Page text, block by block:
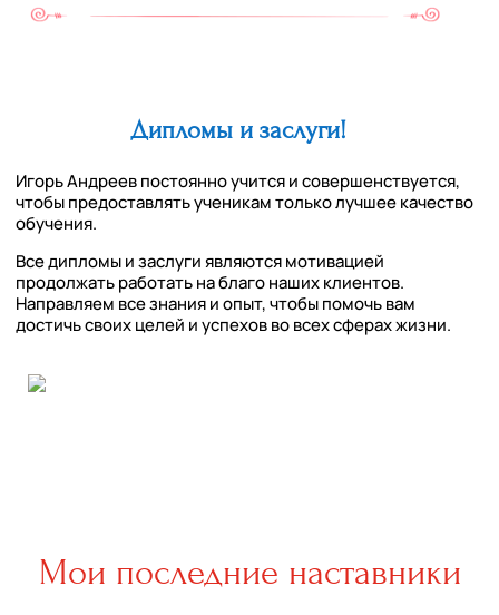
Дипломы и заслуги!
Игорь Андреев постоянно учится и совершенствуется,
чтобы предоставлять ученикам только лучшее качество
обучения.
Все дипломы и заслуги являются мотивацией
продолжать работать на благо наших клиентов.
Направляем все знания и опыт, чтобы помочь вам
достичь своих целей и успехов во всех сферах жизни.
Мои последние наставники